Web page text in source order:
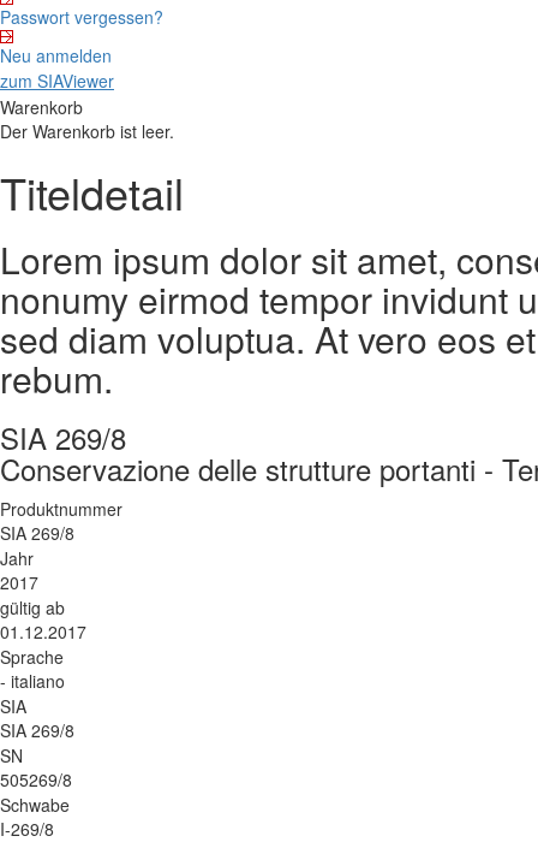
Passwort vergessen?
Neu anmelden
zum SIAViewer
Warenkorb
Der Warenkorb ist leer.
Titeldetail
Lorem ipsum dolor sit amet,
nonumy eirmod tempor invidunt
sed diam voluptua. At vero eos
rebum.
SIA 269/8
Conservazione delle strutture portanti -
Produktnummer
SIA 269/8
Jahr
2017
gültig ab
01.12.2017
Sprache
- italiano
SIA
SIA 269/8
SN
505269/8
Schwabe
I-269/8